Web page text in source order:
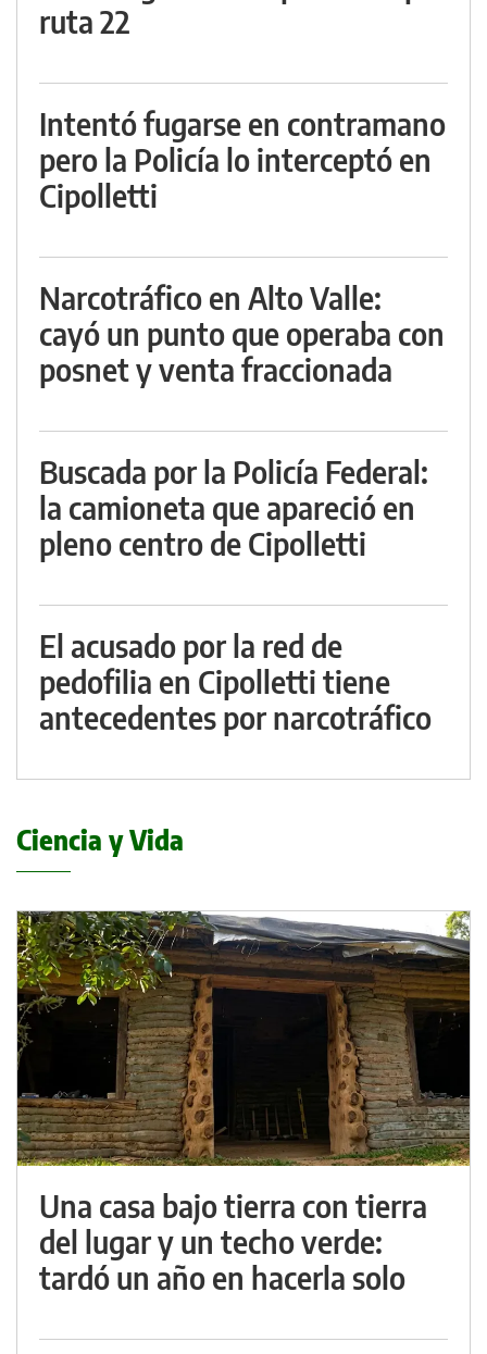
ruta 22
Intentó fugarse en contramano
pero la Policía lo interceptó en
Cipolletti
Narcotráfico en Alto Valle:
cayó un punto que operaba con
posnet y venta fraccionada
Buscada por la Policía Federal:
la camioneta que apareció en
pleno centro de Cipolletti
El acusado por la red de
pedofilia en Cipolletti tiene
antecedentes por narcotráfico
Ciencia y Vida
Una casa bajo tierra con tierra
del lugar y un techo verde:
tardó un año en hacerla solo